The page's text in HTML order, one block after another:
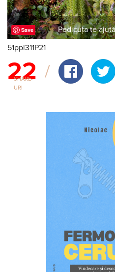
Save
Pedicuța te
51ppi311P21
22
SHARE-
URI